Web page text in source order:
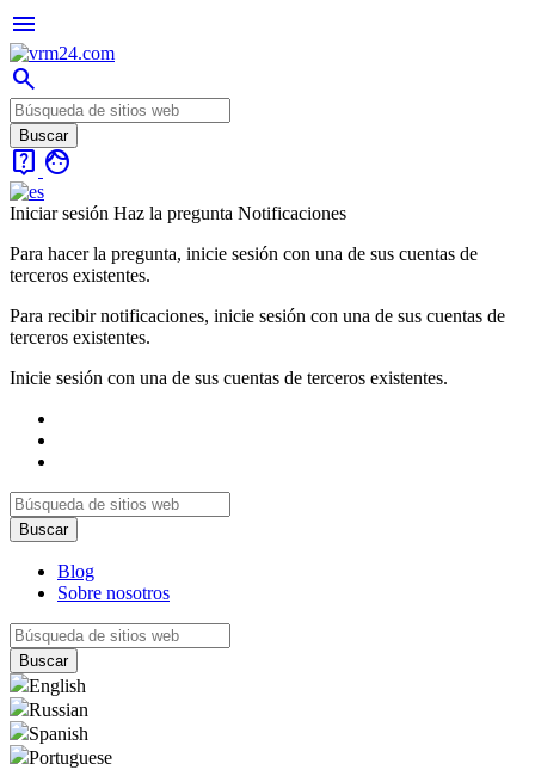
menu
search
live_help face
Iniciar sesión Haz la pregunta Notificaciones
Para hacer la pregunta, inicie sesión con una de sus cuentas de
terceros existentes.
Para recibir notificaciones, inicie sesión con una de sus cuentas de
terceros existentes.
Inicie sesión con una de sus cuentas de terceros existentes.
Blog
Sobre nosotros
English
Russian
Spanish
Portuguese